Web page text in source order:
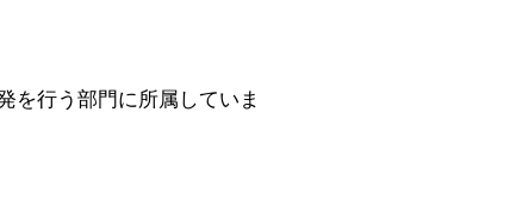
を行う部門に所属していま